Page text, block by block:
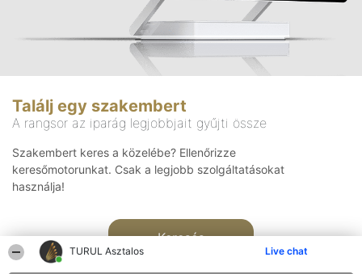
TURUL Asztalos Live chat
Találj egy szakembert
A rangsor az iparág legjobbjait gyűjti össze
Szakembert keres a közelébe? Ellenőrizze
keresőmotorunkat. Csak a legjobb szolgáltatásokat
használja!
Keresés